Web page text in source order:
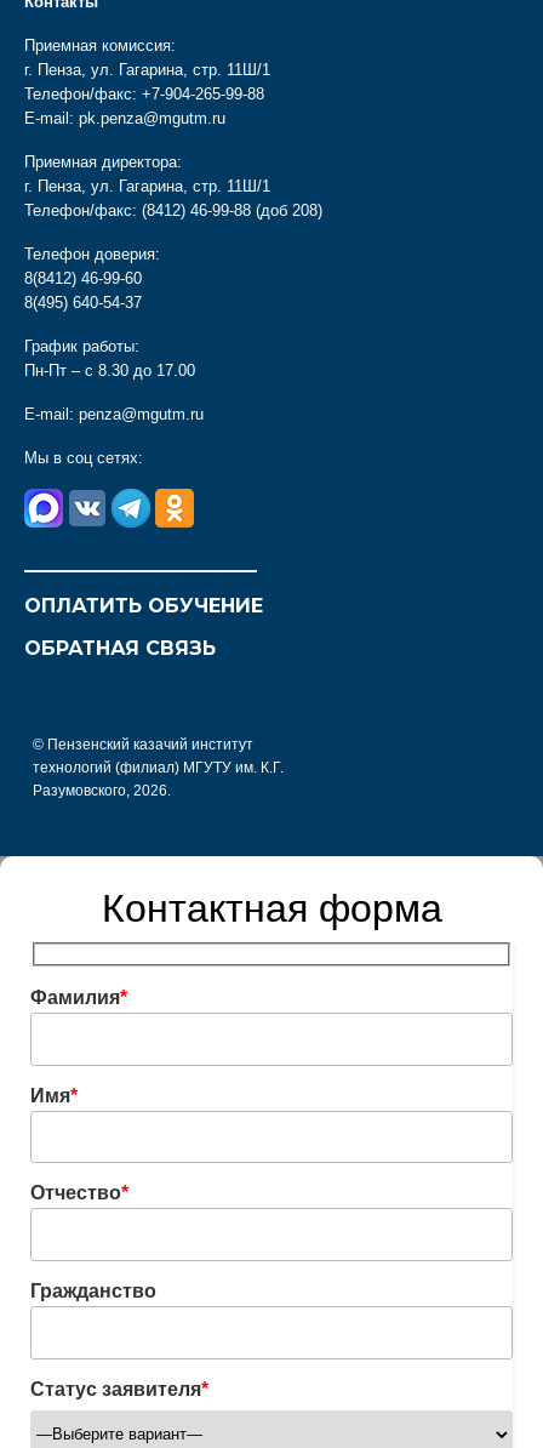
Приемная комиссия:
г. Пенза, ул. Гагарина, стр. 11Ш/1
Телефон/факс: +7-904-265-99-88
E-mail: pk.penza@mgutm.ru
Приемная директора:
г. Пенза, ул. Гагарина, стр. 11Ш/1
Телефон/факс: (8412) 46-99-88 (доб 208)
Телефон доверия:
8(8412) 46-99-60
8(495) 640-54-37
График работы:
Пн-Пт – с 8.30 до 17.00
E-mail: penza@mgutm.ru
Мы в соц сетях:
ОПЛАТИТЬ ОБУЧЕНИЕ
ОБРАТНАЯ СВЯЗЬ
© Пензенский казачий институт
технологий (филиал) МГУТУ им. К.Г.
Разумовского, 2026.
Контактная форма
Фамилия*
Имя*
Отчество*
Гражданство
Статус заявителя*